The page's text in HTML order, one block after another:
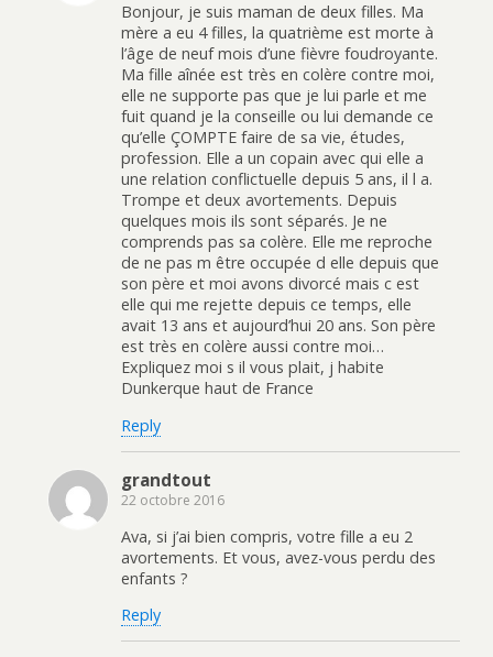
Bonjour, je suis maman de deux filles. Ma
mère a eu 4 filles, la quatrième est morte à
l’âge de neuf mois d’une fièvre foudroyante.
Ma fille aînée est très en colère contre moi,
elle ne supporte pas que je lui parle et me
fuit quand je la conseille ou lui demande ce
qu’elle ÇOMPTE faire de sa vie, études,
profession. Elle a un copain avec qui elle a
une relation conflictuelle depuis 5 ans, il l a.
Trompe et deux avortements. Depuis
quelques mois ils sont séparés. Je ne
comprends pas sa colère. Elle me reproche
de ne pas m être occupée d elle depuis que
son père et moi avons divorcé mais c est
elle qui me rejette depuis ce temps, elle
avait 13 ans et aujourd’hui 20 ans. Son père
est très en colère aussi contre moi…
Expliquez moi s il vous plait, j habite
Dunkerque haut de France
Reply
grandtout
22 octobre 2016
Ava, si j’ai bien compris, votre fille a eu 2
avortements. Et vous, avez-vous perdu des
enfants ?
Reply